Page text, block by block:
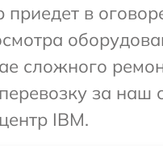
в
сложного
за наш
IBM.